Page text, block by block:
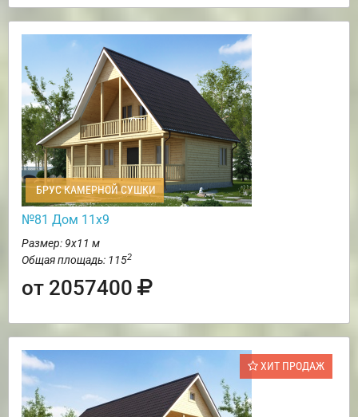
БРУС КАМЕРНОЙ СУШКИ
№81 Дом 11х9
Размер: 9х11 м
Общая площадь: 1152
от 2057400
ХИТ ПРОДАЖ